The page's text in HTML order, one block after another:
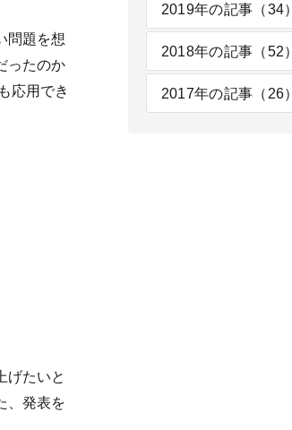
問題を想
ったのか
応用でき
げたいと
、発表を
2019年の記事（34）
2018年の記事（52）
2017年の記事（26）